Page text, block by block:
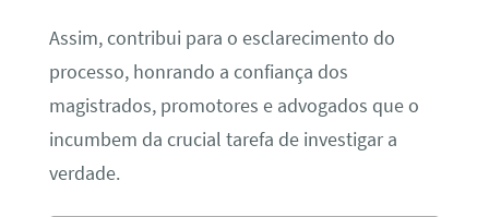
Assim, contribui para o esclarecimento do
processo, honrando a confiança dos
magistrados, promotores e advogados que o
incumbem da crucial tarefa de investigar a
verdade.